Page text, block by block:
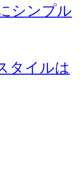
シンプル
タイルは